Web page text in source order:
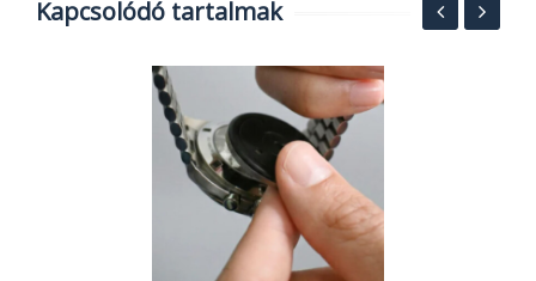
Kapcsolódó tartalmak